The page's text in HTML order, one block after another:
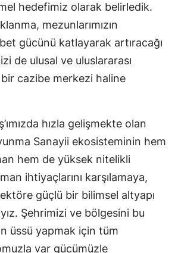
hedefimiz olarak belirledik.
mezunlarımızın
gücünü katlayarak artıracağı
de ulusal ve uluslararası
bir cazibe merkezi haline
hızla gelişmekte olan
Sanayii ekosisteminin hem
hem de yüksek nitelikli
ihtiyaçlarını karşılamaya,
güçlü bir bilimsel altyapı
Şehrimizi ve bölgesini bu
üssü yapmak için tüm
var gücümüzle